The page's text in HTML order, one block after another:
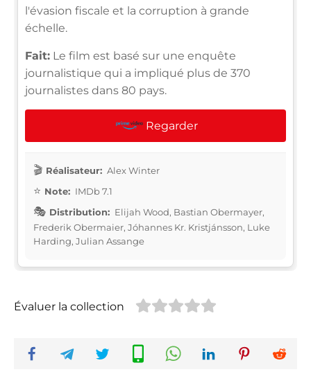
l'évasion fiscale et la corruption à grande
échelle.
Fait: Le film est basé sur une enquête
journalistique qui a impliqué plus de 370
journalistes dans 80 pays.
Regarder
Réalisateur: Alex Winter
Note: IMDb 7.1
Distribution: Elijah Wood, Bastian Obermayer,
Frederik Obermaier, Jóhannes Kr. Kristjánsson, Luke
Harding, Julian Assange
Évaluer la collection